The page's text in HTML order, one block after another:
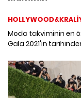
Moda takviminin en
Gala 2021'in